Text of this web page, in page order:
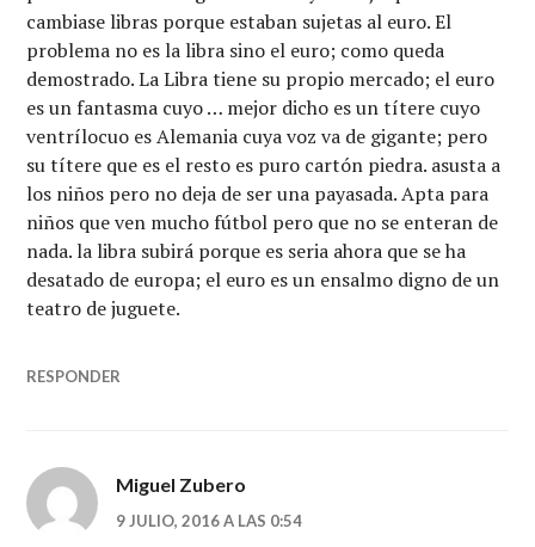
cambiase libras porque estaban sujetas al euro. El
problema no es la libra sino el euro; como queda
demostrado. La Libra tiene su propio mercado; el euro
es un fantasma cuyo … mejor dicho es un títere cuyo
ventrílocuo es Alemania cuya voz va de gigante; pero
su títere que es el resto es puro cartón piedra. asusta a
los niños pero no deja de ser una payasada. Apta para
niños que ven mucho fútbol pero que no se enteran de
nada. la libra subirá porque es seria ahora que se ha
desatado de europa; el euro es un ensalmo digno de un
teatro de juguete.
RESPONDER
Miguel Zubero
9 JULIO, 2016 A LAS 0:54